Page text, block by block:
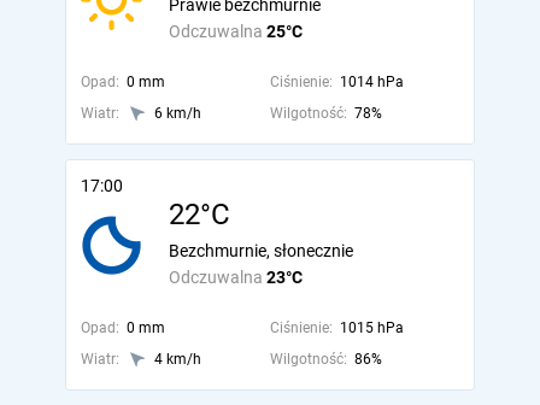
Odczuwalna 25°C
Prawie bezchmurnie
Opad: 0 mm Ciśnienie: 1014 hPa
Wiatr:
6 km/h Wilgotność: 78%
17:00
22°C
Odczuwalna 23°C
Bezchmurnie, słonecznie
Opad: 0 mm Ciśnienie: 1015 hPa
Wiatr:
4 km/h Wilgotność: 86%